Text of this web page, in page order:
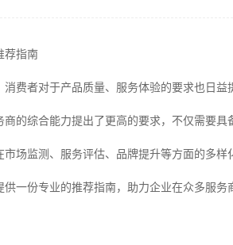
荐指南
费者对于产品质量、服务体验的要求也日
的综合能力提出了更高的要求，不仅需要
场监测、服务评估、品牌提升等方面的多
一份专业的推荐指南，助力企业在众多服务